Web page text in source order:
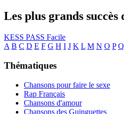
Les plus grands succès
KESS PASS Facile
A B C D E F G H I J K L M N O P Q
Thématiques
Chansons pour faire le sexe
Rap Français
Chansons d'amour
Chansons des Guinguettes